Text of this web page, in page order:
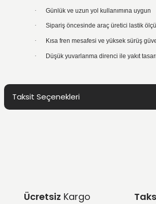
· Günlük ve uzun yol kullanımına uygun
· Sipariş öncesinde araç üretici lastik
· Kısa fren mesafesi ve yüksek sürüş
· Düşük yuvarlanma direnci ile yakıt
Taksit Seçenekleri
Ücretsiz Kargo